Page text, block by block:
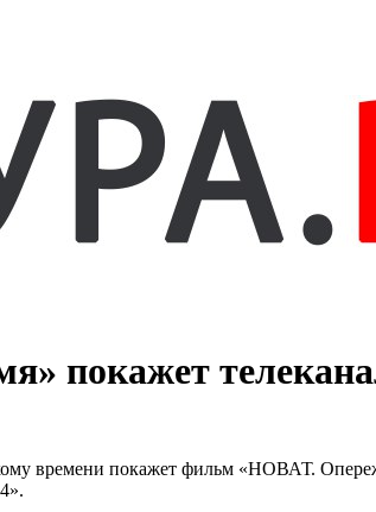
покажет
времени покажет фильм «НОВАТ.